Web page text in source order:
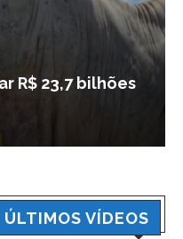
R$ 23,7 bilhões
ÚLTIMOS VÍDEOS